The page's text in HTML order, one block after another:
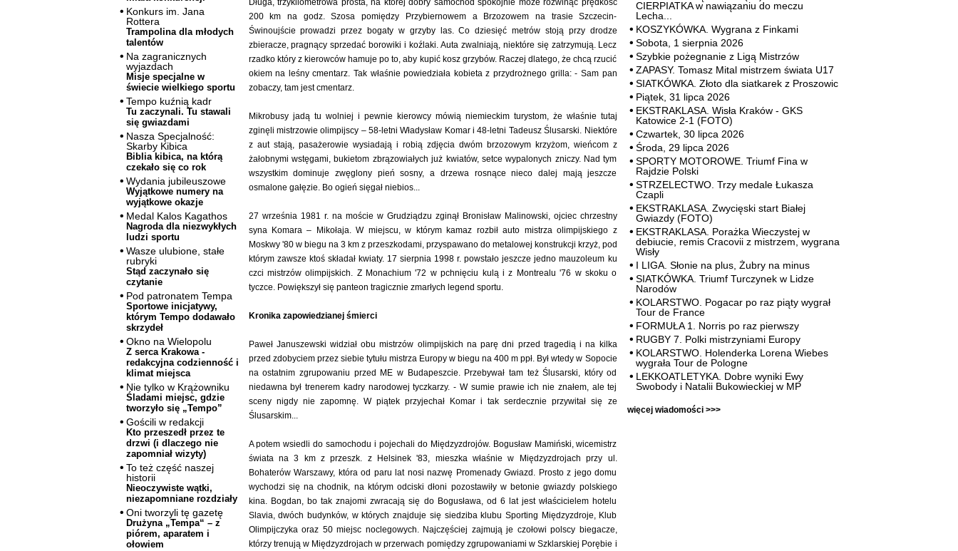
Konkurs im. Jana
Rottera
Trampolina dla młodych
talentów
Na zagranicznych
wyjazdach
Misje specjalne w
świecie wielkiego sportu
Tempo kuźnią kadr
Tu zaczynali. Tu stawali
się gwiazdami
Nasza Specjalność:
Skarby Kibica
Biblia kibica, na którą
czekało się co rok
Wydania jubileuszowe
Wyjątkowe numery na
wyjątkowe okazje
Medal Kalos Kagathos
Nagroda dla niezwykłych
ludzi sportu
Wasze ulubione, stałe
rubryki
Stąd zaczynało się
czytanie
Pod patronatem Tempa
Sportowe inicjatywy,
którym Tempo dodawało
skrzydeł
Okno na Wielopolu
Z serca Krakowa -
redakcyjna codzienność i
klimat miejsca
Nie tylko w Krążowniku
Śladami miejsc, gdzie
tworzyło się „Tempo”
Gościli w redakcji
Kto przeszedł przez te
drzwi (i dlaczego nie
zapomniał wizyty)
To też część naszej
historii
Nieoczywiste wątki,
niezapomniane rozdziały
Oni tworzyli tę gazetę
Drużyna „Tempa“ – z
piórem, aparatem i
ołowiem
Długa, trzykilometrowa prosta, na której dobry samochód spokojnie może rozwinąć prędkość
200 km na godz. Szosa pomiędzy Przybiernowem a Brzozowem na trasie Szczecin-
Świnoujście prowadzi przez bogaty w grzyby las. Co dziesięć metrów stoją przy drodze
zbieracze, pragnący sprzedać borowiki i koźlaki. Auta zwalniają, niektóre się zatrzymują. Lecz
rzadko który z kierowców hamuje po to, aby kupić kosz grzybów. Raczej dlatego, że chcą rzucić
okiem na leśny cmentarz. Tak właśnie powiedziała kobieta z przydrożnego grilla: - Sam pan
zobaczy, tam jest cmentarz.
Mikrobusy jadą tu wolniej i pewnie kierowcy mówią niemieckim turystom, że właśnie tutaj
zginęli mistrzowie olimpijscy – 58-letni Władysław Komar i 48-letni Tadeusz Ślusarski. Niektóre
z aut stają, pasażerowie wysiadają i robią zdjęcia dwóm brzozowym krzyżom, wieńcom z
żałobnymi wstęgami, bukietom zbrązowiałych już kwiatów, setce wypalonych zniczy. Nad tym
wszystkim dominuje zwęglony pień sosny, a drzewa rosnące nieco dalej mają jeszcze
osmalone gałęzie. Bo ogień sięgał niebios...
27 września 1981 r. na moście w Grudziądzu zginął Bronisław Malinowski, ojciec chrzestny
syna Komara – Mikołaja. W miejscu, w którym kamaz rozbił auto mistrza olimpijskiego z
Moskwy '80 w biegu na 3 km z przeszkodami, przyspawano do metalowej konstrukcji krzyż, pod
którym zawsze ktoś składał kwiaty. 17 sierpnia 1998 r. powstało jeszcze jedno mauzoleum ku
czci mistrzów olimpijskich. Z Monachium '72 w pchnięciu kulą i z Montrealu '76 w skoku o
tyczce. Powiększył się panteon tragicznie zmarłych legend sportu.
Kronika zapowiedzianej śmierci
Paweł Januszewski widział obu mistrzów olimpijskich na parę dni przed tragedią i na kilka
przed zdobyciem przez siebie tytułu mistrza Europy w biegu na 400 m ppł. Był wtedy w Sopocie
na ostatnim zgrupowaniu przed ME w Budapeszcie. Przebywał tam też Ślusarski, który od
niedawna był trenerem kadry narodowej tyczkarzy. - W sumie prawie ich nie znałem, ale tej
sceny nigdy nie zapomnę. W piątek przyjechał Komar i tak serdecznie przywitał się ze
Ślusarskim...
A potem wsiedli do samochodu i pojechali do Międzyzdrojów. Bogusław Mamiński, wicemistrz
świata na 3 km z przeszk. z Helsinek '83, mieszka właśnie w Międzyzdrojach przy ul.
Bohaterów Warszawy, która od paru lat nosi nazwę Promenady Gwiazd. Prosto z jego domu
wychodzi się na chodnik, na którym odciski dłoni pozostawiły w betonie gwiazdy polskiego
kina. Bogdan, bo tak znajomi zwracają się do Bogusława, od 6 lat jest właścicielem hotelu
Slavia, dwóch budynków, w których znajduje się siedziba klubu Sporting Międzyzdroje, Klub
Olimpijczyka oraz 50 miejsc noclegowych. Najczęściej zajmują je czołowi polscy biegacze,
którzy trenują w Międzyzdrojach w przerwach pomiędzy zgrupowaniami w Szklarskiej Porębie i
CIERPIATKA w nawiązaniu do meczu
Lecha...
KOSZYKÓWKA. Wygrana z Finkami
Sobota, 1 sierpnia 2026
Szybkie pożegnanie z Ligą Mistrzów
ZAPASY. Tomasz Mital mistrzem świata U17
SIATKÓWKA. Złoto dla siatkarek z Proszowic
Piątek, 31 lipca 2026
EKSTRAKLASA. Wisła Kraków - GKS
Katowice 2-1 (FOTO)
Czwartek, 30 lipca 2026
Środa, 29 lipca 2026
SPORTY MOTOROWE. Triumf Fina w
Rajdzie Polski
STRZELECTWO. Trzy medale Łukasza
Czapli
EKSTRAKLASA. Zwycięski start Białej
Gwiazdy (FOTO)
EKSTRAKLASA. Porażka Wieczystej w
debiucie, remis Cracovii z mistrzem, wygrana
Wisły
I LIGA. Słonie na plus, Żubry na minus
SIATKÓWKA. Triumf Turczynek w Lidze
Narodów
KOLARSTWO. Pogacar po raz piąty wygrał
Tour de France
FORMUŁA 1. Norris po raz pierwszy
RUGBY 7. Polki mistrzyniami Europy
KOLARSTWO. Holenderka Lorena Wiebes
wygrała Tour de Pologne
LEKKOATLETYKA. Dobre wyniki Ewy
Swobody i Natalii Bukowieckiej w MP
więcej wiadomości >>>